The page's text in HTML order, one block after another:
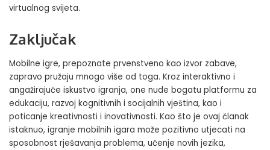
virtualnog svijeta.
Zaključak
Mobilne igre, prepoznate prvenstveno kao izvor zabave,
zapravo pružaju mnogo više od toga. Kroz interaktivno i
angažirajuće iskustvo igranja, one nude bogatu platformu za
edukaciju, razvoj kognitivnih i socijalnih vještina, kao i
poticanje kreativnosti i inovativnosti. Kao što je ovaj članak
istaknuo, igranje mobilnih igara može pozitivno utjecati na
sposobnost rješavanja problema, učenje novih jezika,